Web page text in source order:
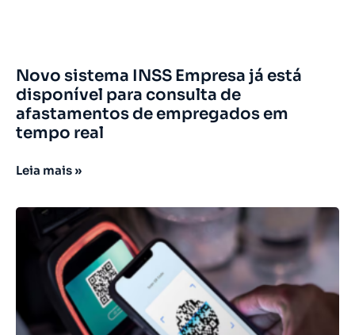
Novo sistema INSS Empresa já está
disponível para consulta de
afastamentos de empregados em
tempo real
Leia mais »